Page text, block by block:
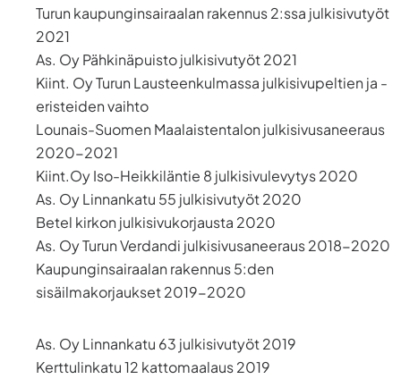
Turun kaupunginsairaalan rakennus 2:ssa julkisivutyöt
2021
As. Oy Pähkinäpuisto julkisivutyöt 2021
Kiint. Oy Turun Lausteenkulmassa julkisivupeltien ja -
eristeiden vaihto
Lounais-Suomen Maalaistentalon julkisivusaneeraus
2020-2021
Kiint.Oy Iso-Heikkiläntie 8 julkisivulevytys 2020
As. Oy Linnankatu 55 julkisivutyöt 2020
Betel kirkon julkisivukorjausta 2020
As. Oy Turun Verdandi julkisivusaneeraus 2018-2020
Kaupunginsairaalan rakennus 5:den
sisäilmakorjaukset 2019-2020
As. Oy Linnankatu 63 julkisivutyöt 2019
Kerttulinkatu 12 kattomaalaus 2019